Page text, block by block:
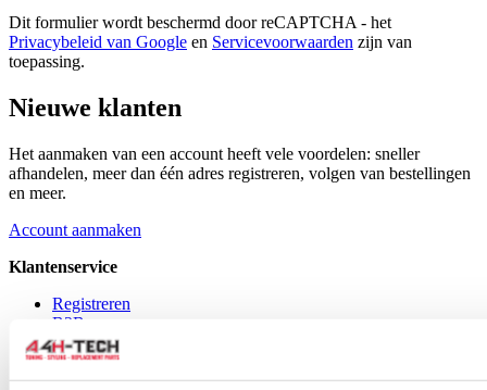
Dit formulier wordt beschermd door reCAPTCHA - het
Privacybeleid van Google en Servicevoorwaarden zijn van
toepassing.
Nieuwe klanten
Het aanmaken van een account heeft vele voordelen: sneller
afhandelen, meer dan één adres registreren, volgen van bestellingen
en meer.
Account aanmaken
Klantenservice
Registreren
B2B
Bestellen
Verzenden/Afhalen
Betaalmogelijkheden